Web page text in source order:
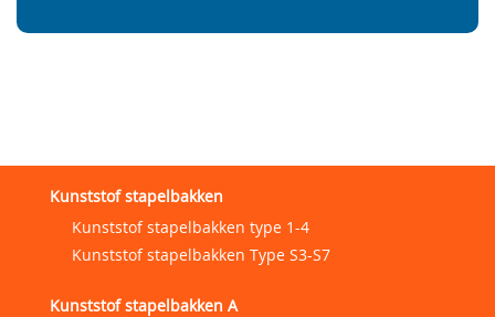
Kunststof stapelbakken
Kunststof stapelbakken type 1-4
Kunststof stapelbakken Type S3-S7
Kunststof stapelbakken A